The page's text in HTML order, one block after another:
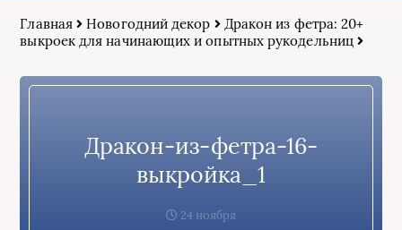
Главная Новогодний декор
Дракон из фетра: 20+
выкроек для начинающих и опытных рукодельниц
Дракон-из-фетра-16-
выкройка_1
24 ноября